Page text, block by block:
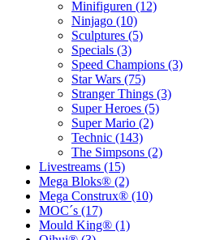
Minifiguren (12)
Ninjago (10)
Sculptures (5)
Specials (3)
Speed Champions (3)
Star Wars (75)
Stranger Things (3)
Super Heroes (5)
Super Mario (2)
Technic (143)
The Simpsons (2)
Livestreams (15)
Mega Bloks® (2)
Mega Construx® (10)
MOC´s (17)
Mould King® (1)